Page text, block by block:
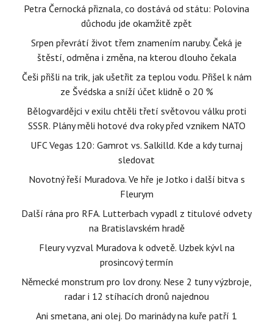
Petra Černocká přiznala, co dostává od státu: Polovina
důchodu jde okamžitě zpět
Srpen převrátí život třem znamením naruby. Čeká je
štěstí, odměna i změna, na kterou dlouho čekala
Češi přišli na trik, jak ušetřit za teplou vodu. Přišel k nám
ze Švédska a sníží účet klidně o 20 %
Bělogvardějci v exilu chtěli třetí světovou válku proti
SSSR. Plány měli hotové dva roky před vznikem NATO
UFC Vegas 120: Gamrot vs. Salkilld. Kde a kdy turnaj
sledovat
Novotný řeší Muradova. Ve hře je Jotko i další bitva s
Fleurym
Další rána pro RFA. Lutterbach vypadl z titulové odvety
na Bratislavském hradě
Fleury vyzval Muradova k odvetě. Uzbek kývl na
prosincový termín
Německé monstrum pro lov drony. Nese 2 tuny výzbroje,
radar i 12 stíhacích dronů najednou
Ani smetana, ani olej. Do marinády na kuře patří 1